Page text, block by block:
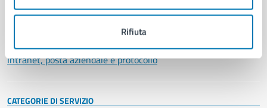
Rifiuta
Politici
Documenti e dati
Intranet, posta aziendale e protocollo
CATEGORIE DI SERVIZIO